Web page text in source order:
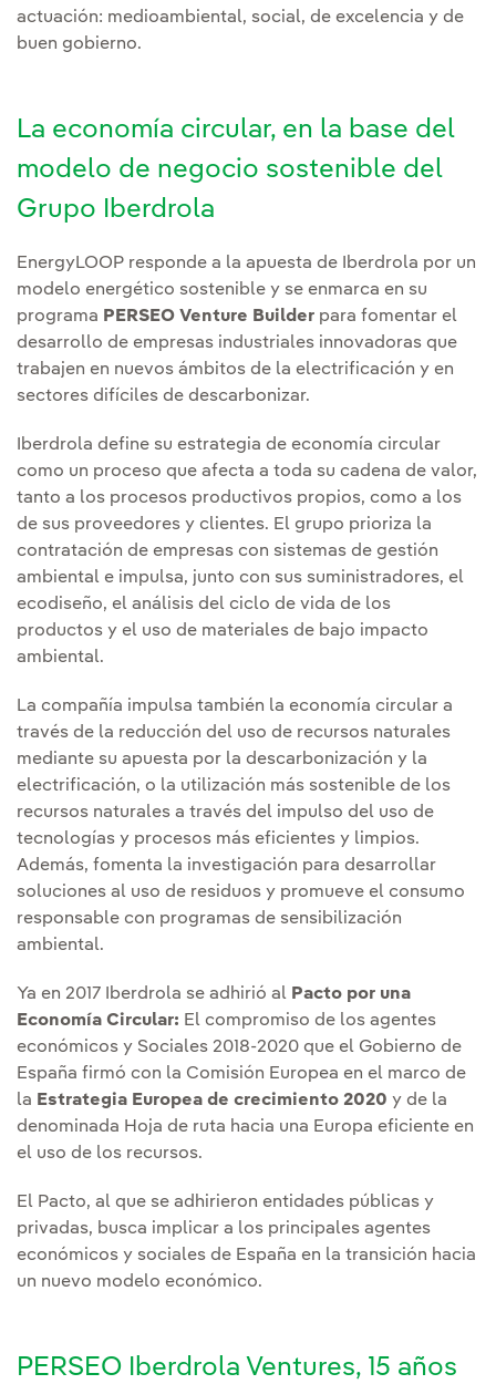
actuación: medioambiental, social, de excelencia y de
buen gobierno.
La economía circular, en la base del
modelo de negocio sostenible del
Grupo Iberdrola
EnergyLOOP responde a la apuesta de Iberdrola por un
modelo energético sostenible y se enmarca en su
programa PERSEO Venture Builder para fomentar el
desarrollo de empresas industriales innovadoras que
trabajen en nuevos ámbitos de la electrificación y en
sectores difíciles de descarbonizar.
Iberdrola define su estrategia de economía circular
como un proceso que afecta a toda su cadena de valor,
tanto a los procesos productivos propios, como a los
de sus proveedores y clientes. El grupo prioriza la
contratación de empresas con sistemas de gestión
ambiental e impulsa, junto con sus suministradores, el
ecodiseño, el análisis del ciclo de vida de los
productos y el uso de materiales de bajo impacto
ambiental.
La compañía impulsa también la economía circular a
través de la reducción del uso de recursos naturales
mediante su apuesta por la descarbonización y la
electrificación, o la utilización más sostenible de los
recursos naturales a través del impulso del uso de
tecnologías y procesos más eficientes y limpios.
Además, fomenta la investigación para desarrollar
soluciones al uso de residuos y promueve el consumo
responsable con programas de sensibilización
ambiental.
Ya en 2017 Iberdrola se adhirió al Pacto por una
Economía Circular: El compromiso de los agentes
económicos y Sociales 2018-2020 que el Gobierno de
España firmó con la Comisión Europea en el marco de
la Estrategia Europea de crecimiento 2020 y de la
denominada Hoja de ruta hacia una Europa eficiente en
el uso de los recursos.
El Pacto, al que se adhirieron entidades públicas y
privadas, busca implicar a los principales agentes
económicos y sociales de España en la transición hacia
un nuevo modelo económico.
PERSEO Iberdrola Ventures, 15 años